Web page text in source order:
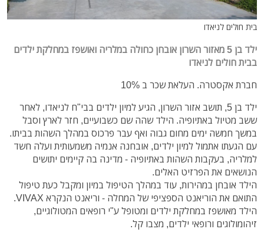
בית חולים לניאדו
ילד בן 5 מאזור השרון אובחן כחולה במלריה ואושפז במחלקת ילדים
בבית חולים לניאדו
חברת אקסטרה. העלאת שכר ב 10%
ילד בן 5, תושב אזור השרון, הגיע למיון ילדים בבי"ח לניאדו, לאחר
ששב מטיול באתיופיה. הילד שהה שם כשבועיים, חזר לארץ וסבל
במשך חמשה ימים מחום גבוה ואף עבר פרכוס במהלך השהות בביתו.
עם הגעתו אתמול למיון ילדים, אובחנה אנמיה משמעותית ועלה חשד
למלריה, בעקבות השהות באתיופיה - מדינה בה קיימים יתושים
הנושאים את הפרזיט האלים.
הילד אובחן במהירות, עוד במהלך הטיפול במיון ומקבל כעת טיפול
התואם את הוריאנט הספציפי של המחלה - וריאנט הנקרא VIVAX.
הילד מאושפז במחלקת ילדים ומטופל ע"י רופאים המטולוגיים,
זיהומולוגים ורופאי ילדים, מצבו קל.